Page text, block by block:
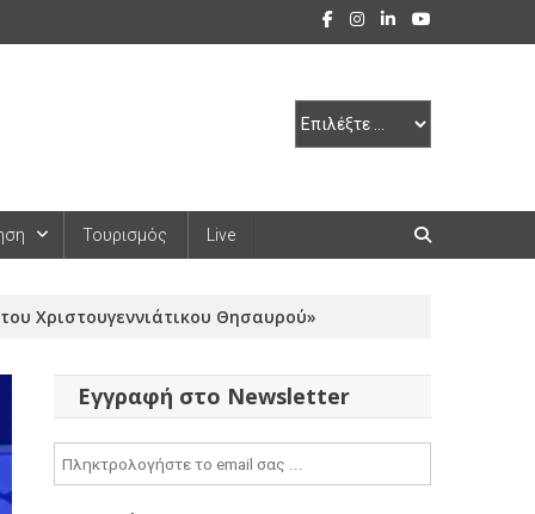
Τουρισμός Live
Χριστουγεννιάτικου Θησαυρού»
Εγγραφή στο Newsletter